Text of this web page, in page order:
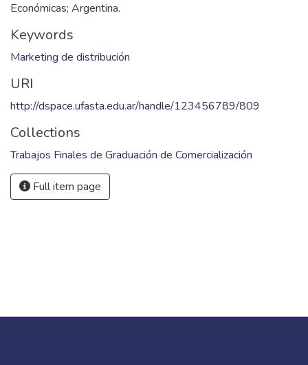
Económicas; Argentina.
Keywords
Marketing de distribución
URI
http://dspace.ufasta.edu.ar/handle/123456789/809
Collections
Trabajos Finales de Graduación de Comercialización
Full item page